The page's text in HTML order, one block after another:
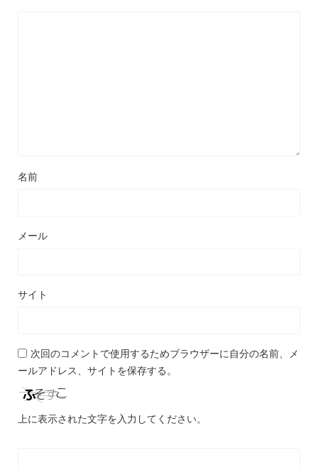
名前
メール
サイト
次回のコメントで使用するためブラウザーに自分の名前、メ
ールアドレス、サイトを保存する。
上に表示された文字を入力してください。